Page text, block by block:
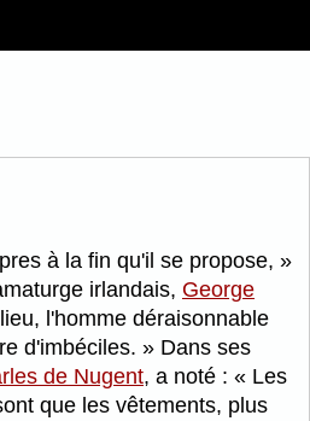
à la fin qu'il se propose,
irlandais, George
l'homme déraisonnable
d'imbéciles.
Dans ses
de Nugent, a noté :
Les
que les vêtements, plus